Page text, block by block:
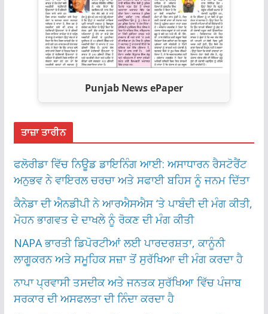
Punjab News ePaper
ਤਾਜ਼ਾ ਤਾਰੀਨ
ਫਲੋਰੀਡਾ ਵਿੱਚ ਨਿਊਡ ਡਾਇਨਿੰਗ ਆਈ: ਅਸਾਧਾਰਨ ਰੈਸਟੋਰੈਂਟ
ਅਨੁਭਵ ਨੇ ਵਾਇਰਲ ਚਰਚਾ ਅਤੇ ਸਫਾਈ ਬਹਿਸ ਨੂੰ ਜਨਮ ਦਿੱਤਾ
ਕੈਨੇਡਾ ਦੀ ਐਨਡੀਪੀ ਨੇ ਆਰਐਸਐਸ ‘ਤੇ ਪਾਬੰਦੀ ਦੀ ਮੰਗ ਕੀਤੀ,
ਮੋਹਨ ਭਾਗਵਤ ਦੇ ਦਾਖਲੇ ਨੂੰ ਰੋਕਣ ਦੀ ਮੰਗ ਕੀਤੀ
NAPA ਭਾਰਤੀ ਡਿਪੋਰਟੀਆਂ ਲਈ ਪਾਰਦਰਸ਼ਤਾ, ਕਾਨੂੰਨੀ
ਲਾਗੂਕਰਨ ਅਤੇ ਸਮੂਹਿਕ ਸਜ਼ਾ ਤੋਂ ਸੁਰੱਖਿਆ ਦੀ ਮੰਗ ਕਰਦਾ ਹੈ
ਨਾਪਾ ਪ੍ਰਵਾਸੀ ਤਸਦੀਕ ਅਤੇ ਜਨਤਕ ਸੁਰੱਖਿਆ ਵਿੱਚ ਪੰਜਾਬ
ਸਰਕਾਰ ਦੀ ਅਸਫਲਤਾ ਦੀ ਨਿੰਦਾ ਕਰਦਾ ਹੈ